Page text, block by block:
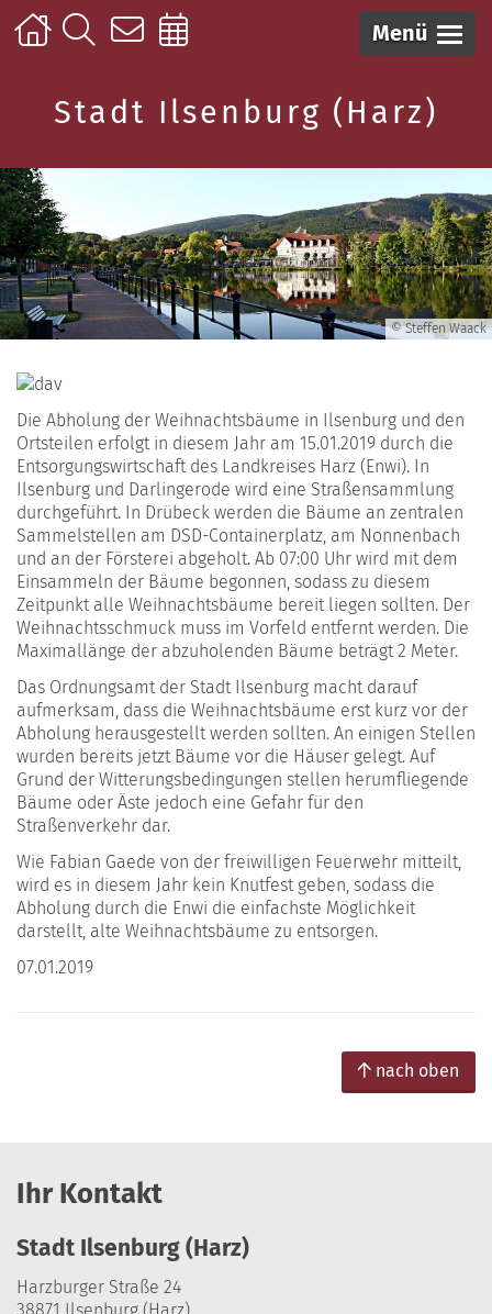
Menü
Stadt Ilsenburg (Harz)
© Steffen Waack
Die Abholung der Weihnachtsbäume in Ilsenburg und den
Ortsteilen erfolgt in diesem Jahr am 15.01.2019 durch die
Entsorgungswirtschaft des Landkreises Harz (Enwi). In
Ilsenburg und Darlingerode wird eine Straßensammlung
durchgeführt. In Drübeck werden die Bäume an zentralen
Sammelstellen am DSD-Containerplatz, am Nonnenbach
und an der Försterei abgeholt. Ab 07:00 Uhr wird mit dem
Einsammeln der Bäume begonnen, sodass zu diesem
Zeitpunkt alle Weihnachtsbäume bereit liegen sollten. Der
Weihnachtsschmuck muss im Vorfeld entfernt werden. Die
Maximallänge der abzuholenden Bäume beträgt 2 Meter.
Das Ordnungsamt der Stadt Ilsenburg macht darauf
aufmerksam, dass die Weihnachtsbäume erst kurz vor der
Abholung herausgestellt werden sollten. An einigen Stellen
wurden bereits jetzt Bäume vor die Häuser gelegt. Auf
Grund der Witterungsbedingungen stellen herumfliegende
Bäume oder Äste jedoch eine Gefahr für den
Straßenverkehr dar.
Wie Fabian Gaede von der freiwilligen Feuerwehr mitteilt,
wird es in diesem Jahr kein Knutfest geben, sodass die
Abholung durch die Enwi die einfachste Möglichkeit
darstellt, alte Weihnachtsbäume zu entsorgen.
07.01.2019
nach oben
Ihr Kontakt
Stadt Ilsenburg (Harz)
Harzburger Straße 24